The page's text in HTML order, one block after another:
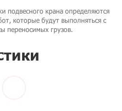
подвесного крана определяются
которые будут выполняться с
переносимых грузов.